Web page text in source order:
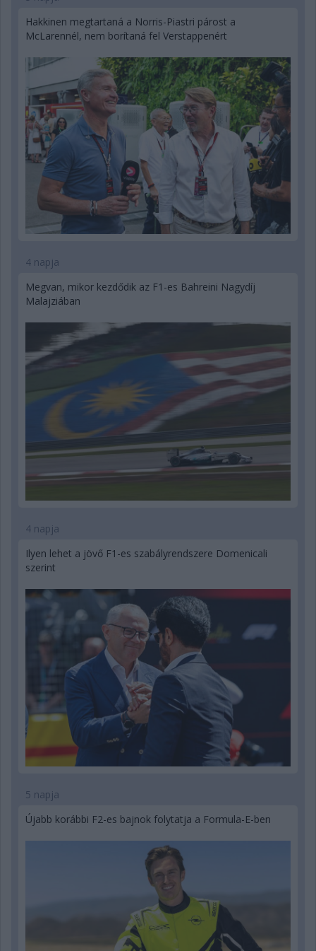
Hakkinen megtartaná a Norris-Piastri párost a
McLarennél, nem borítaná fel Verstappenért
4 napja
Megvan, mikor kezdődik az F1-es Bahreini Nagydíj
Malajziában
4 napja
Ilyen lehet a jövő F1-es szabályrendszere Domenicali
szerint
5 napja
Újabb korábbi F2-es bajnok folytatja a Formula-E-ben